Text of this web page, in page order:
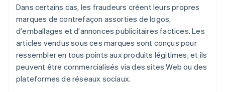
Dans certains cas, les fraudeurs créent leurs propres
marques de contrefaçon assorties de logos,
d'emballages et d'annonces publicitaires factices. Les
articles vendus sous ces marques sont conçus pour
ressembler en tous points aux produits légitimes, et ils
peuvent être commercialisés via des sites Web ou des
plateformes de réseaux sociaux.